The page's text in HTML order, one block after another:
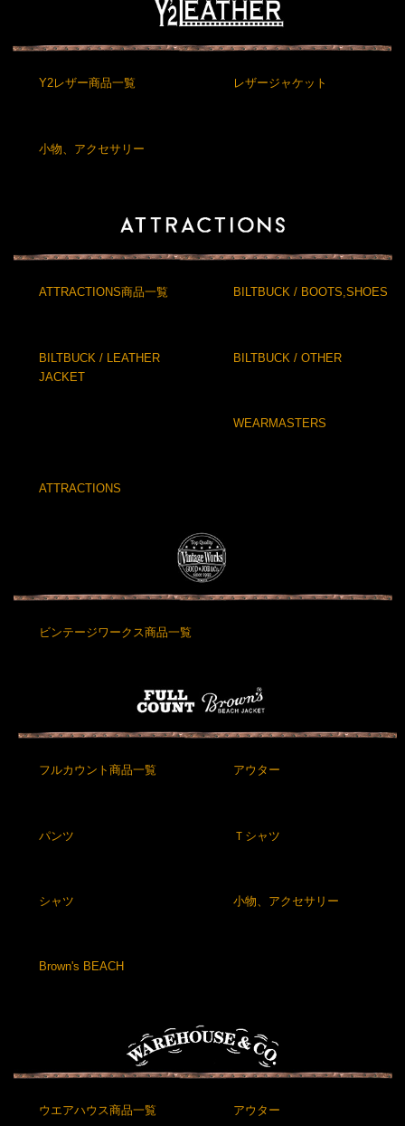
Y2レザー商品一覧 レザージャケット
小物、アクセサリー
ATTRACTIONS商品一覧 BILTBUCK / BOOTS,SHOES
BILTBUCK / LEATHER
JACKET
BILTBUCK / OTHER
WEARMASTERS
ATTRACTIONS
ビンテージワークス商品一覧
フルカウント商品一覧 アウター
パンツ Ｔシャツ
シャツ 小物、アクセサリー
Brown's BEACH
ウエアハウス商品一覧 アウター